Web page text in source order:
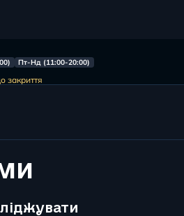
Пт-Нд (11:00-20:00)
закриття